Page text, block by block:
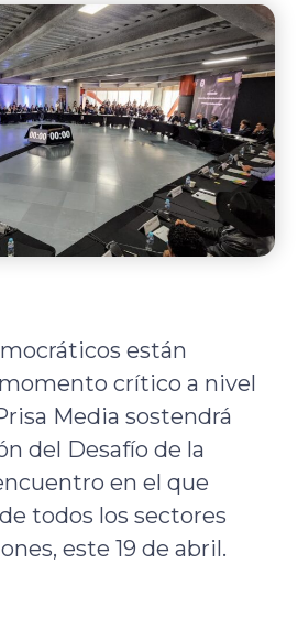
están
crítico a nivel
Media sostendrá
del Desafío de la
en el que
todos los sectores
este 19 de abril.